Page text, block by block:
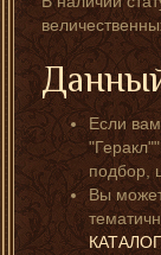
Если
подбор,
Вы